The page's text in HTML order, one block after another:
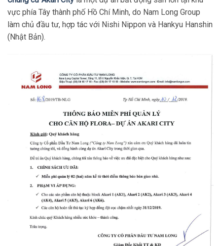
vực phía Tây thành phố Hồ Chí Minh, do Nam Long Group
làm chủ đầu tư, hợp tác với Nishi Nippon và Hankyu Hanshin
(Nhật Bản).